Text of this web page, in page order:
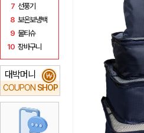
7 선풍기
8 보온보냉백
9 물티슈
10 장바구니
대박머니
COUPON SHOP
₩